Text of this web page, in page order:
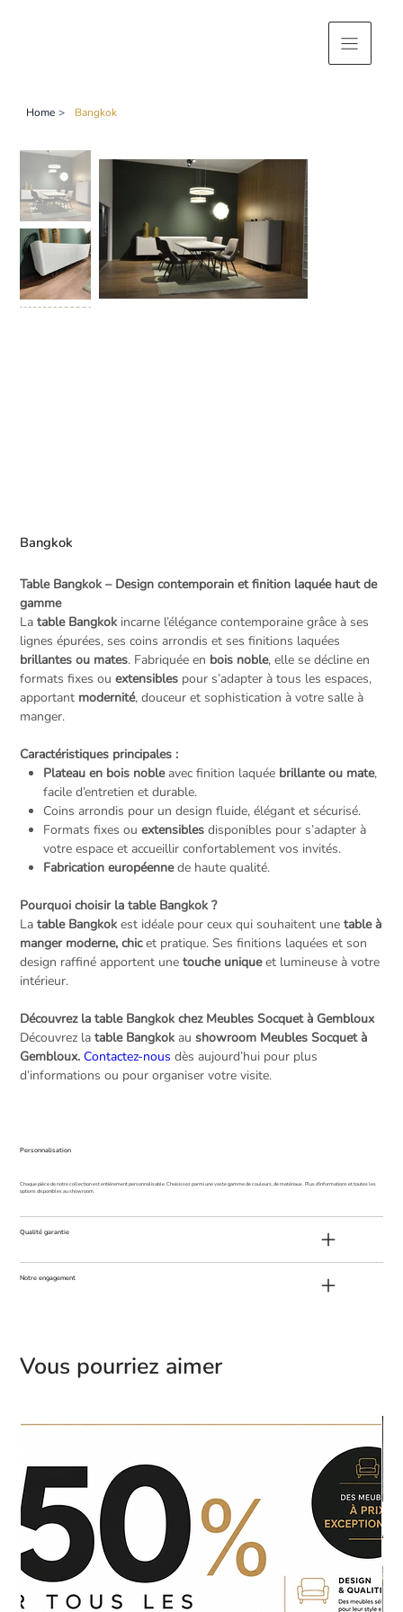
Home > Bangkok
Bangkok
Table Bangkok – Design contemporain et finition laquée haut de
gamme
Latable Bangkok incarne l’élégance contemporaine grâce à ses
lignes épurées, ses coins arrondis et ses finitions laquées
brillantes ou mates. Fabriquée en bois noble, elle se décline en
formats fixes ouextensibles pour s’adapter à tous les espaces,
apportant modernité, douceur et sophistication à votre salle à
manger.
Caractéristiques principales :
Plateau en bois nobleavec finition laquée brillante ou mate,
facile d’entretien et durable.
Coins arrondis pour un design fluide, élégant et sécurisé.
Formats fixes ou extensiblesdisponibles pour s’adapter à
votre espace et accueillir confortablement vos invités.
Fabrication européennede haute qualité.
Pourquoi choisir la table Bangkok ?
Latable Bangkok est idéale pour ceux qui souhaitent unetable à
manger moderne, chicet pratique. Ses finitions laquées et son
design raffiné apportent unetouche uniqueet lumineuse à votre
intérieur.
Découvrez la table Bangkok chez Meubles Socquet à Gembloux
Découvrez latable Bangkok aushowroom Meubles Socquet à
Gembloux. Contactez-nousdès aujourd’hui pour plus
d’informations ou pour organiser votre visite.
Personnalisation
Chaque pièce de notre collection est entièrement personnalisable. Choisissez parmi une vaste gamme de couleurs, de matériaux . Plus d'informations et toutes les
options disponibles au showroom.
Qualité garantie
Notre engagement
Vous pourriez aimer